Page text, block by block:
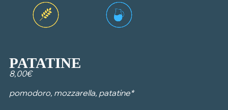
PATATINE
8,00€
pomodoro, mozzarella, patatine*